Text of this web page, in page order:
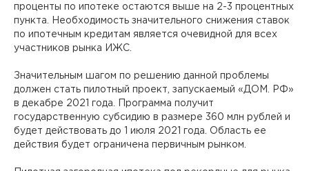
проценты по ипотеке остаются выше на 2-3 процентных
пункта. Необходимость значительного снижения ставок
по ипотечным кредитам является очевидной для всех
участников рынка ИЖС.
Значительным шагом по решению данной проблемы
должен стать пилотный проект, запускаемый «ДОМ. РФ»
в декабре 2021 года. Программа получит
государственную субсидию в размере 360 млн рублей и
будет действовать до 1 июля 2021 года. Область ее
действия будет ограничена первичным рынком.